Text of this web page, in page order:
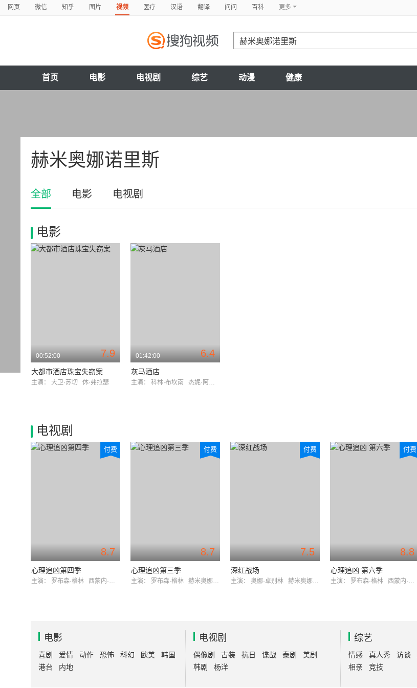
网页 微信 知乎 图片 视频 医疗 汉语 翻译 问问 百科 更多
首页 电影 电视剧 综艺 动漫 健康
赫米奥娜诺里斯
全部 电影 电视剧
电影
7.9
00:52:00
大都市酒店珠宝失窃案
主演： 大卫·苏切 休·弗拉瑟
6.4
01:42:00
灰马酒店
主演： 科林·布坎南 杰妮·阿什伯恩
电视剧
8.7
付费
心理追凶第四季
主演： 罗布森·格林 西蒙内·拉赫比比
8.7
付费
心理追凶第三季
主演： 罗布森·格林 赫米奥娜·诺里斯
7.5
付费
深红战场
主演： 奥娜·卓别林 赫米奥娜·诺里斯
8.8
付费
心理追凶 第六季
主演： 罗布森·格林 西蒙内·拉赫比比
电影
喜剧 爱情 动作 恐怖 科幻 欧美
韩国
港台
内地
电视剧
偶像剧 古装 抗日 谍战 泰剧
美剧
韩剧
杨洋
综艺
情感 真人秀 访谈
相亲
竞技